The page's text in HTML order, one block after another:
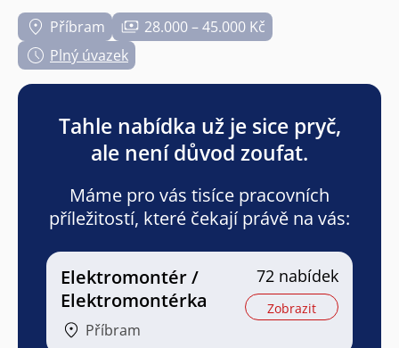
Příbram
28.000 – 45.000 Kč
Plný úvazek
Tahle nabídka už je sice pryč,
ale není důvod zoufat.
Máme pro vás tisíce pracovních
příležitostí, které čekají právě na vás:
Elektromontér /
Elektromontérka
Příbram
72 nabídek
Zobrazit